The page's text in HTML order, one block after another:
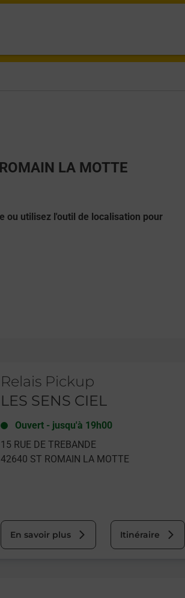
LA MOTTE
ou utilisez l'outil de localisation pour
Relais Pickup
LES SENS CIEL
Ouvert- jusqu'à 19h00
15 RUE DE TREBANDE
42640 ST ROMAIN LA MOTTE
En savoir plus Itinéraire